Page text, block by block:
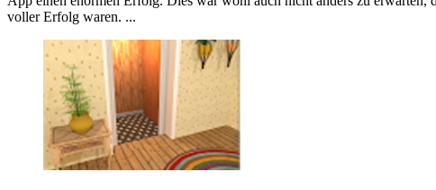
voller Erfolg waren. ...